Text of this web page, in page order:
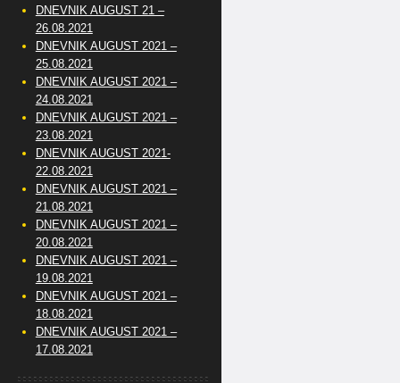
DNEVNIK AUGUST 21 –
26.08.2021
DNEVNIK AUGUST 2021 –
25.08.2021
DNEVNIK AUGUST 2021 –
24.08.2021
DNEVNIK AUGUST 2021 –
23.08.2021
DNEVNIK AUGUST 2021-
22.08.2021
DNEVNIK AUGUST 2021 –
21.08.2021
DNEVNIK AUGUST 2021 –
20.08.2021
DNEVNIK AUGUST 2021 –
19.08.2021
DNEVNIK AUGUST 2021 –
18.08.2021
DNEVNIK AUGUST 2021 –
17.08.2021